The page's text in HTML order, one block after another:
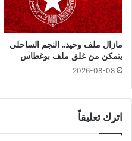
مازال ملف وحيد.. النجم الساحلي
يتمكن من غلق ملف بوغطاس
2026-08-08
اترك تعليقاً